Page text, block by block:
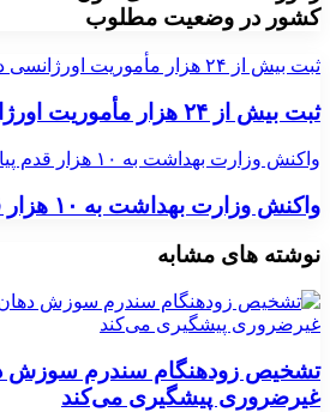
کشور در وضعیت مطلوب
ثبت بیش از ۲۴ هزار مأموریت اورژانسی در هفته گذشته
ثبت بیش از ۲۴ هزار مأموریت اورژانسی در هفته گذشته
واکنش وزارت بهداشت به ۱۰ هزار قدم پیاده روی روزانه
واکنش وزارت بهداشت به ۱۰ هزار قدم پیاده روی روزانه
نوشته های مشابه
تشخیص زودهنگام سندرم سوزش
غیرضروری پیشگیری می‌کند